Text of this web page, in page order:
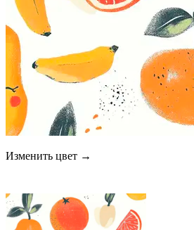
Изменить цвет →